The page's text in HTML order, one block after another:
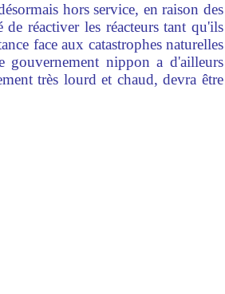
hors service, en raison des
réactiver les réacteurs tant qu'ils
face aux catastrophes naturelles
gouvernement nippon a d'ailleurs
très lourd et chaud, devra être